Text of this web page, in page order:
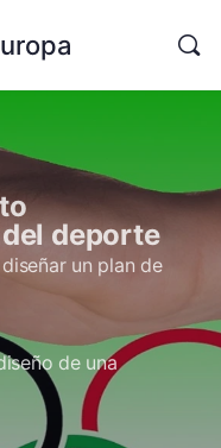
deporte
un plan de
de una